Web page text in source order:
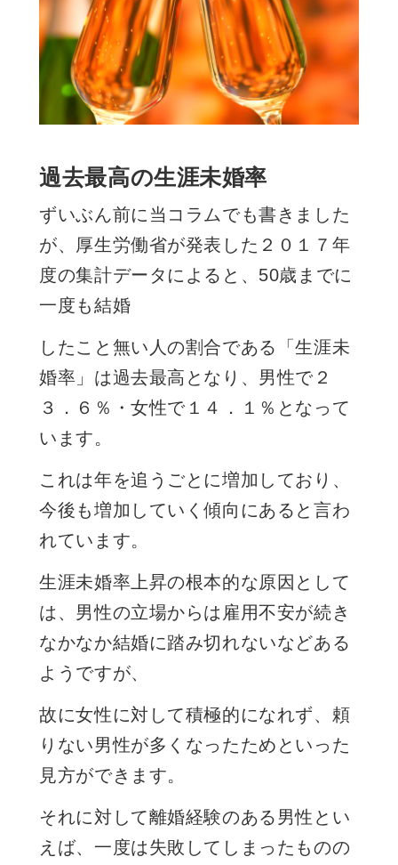
過去最高の生涯未婚率
ずいぶん前に当コラムでも書きました
が、厚生労働省が発表した２０１７年
度の集計データによると、 50歳までに
一度も結婚
したこと無い人の割合である「生涯未
婚率」は過去最高となり、男性で２
３．６％・女性で１４．１％となって
います。
これは年を追うごとに増加しており、
今後も増加していく傾向にあると言わ
れています。
生涯未婚率上昇の根本的な原因として
は、男性の立場からは雇用不安が続き
なかなか結婚に踏み切れないなどある
ようですが、
故に女性に対して積極的になれず、頼
りない男性が多くなったためといった
見方ができます。
それに対して離婚経験のある男性とい
えば、一度は失敗してしまったものの